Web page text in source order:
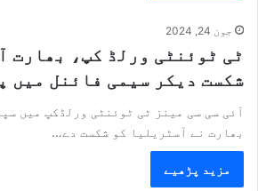
جون 24, 2024
ٹی ٹوئنٹی ورلڈ کپ، بھارت
شکست دیکر سیمی فائنل میں
بھارت نے آسٹریلیا کو شکست دے…
مزید پڑھیے